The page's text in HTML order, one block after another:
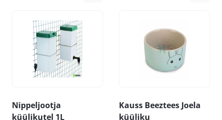
7,45 €
Nippeljootja
küülikutel 1L
Kauss Beeztees Joela
küüliku